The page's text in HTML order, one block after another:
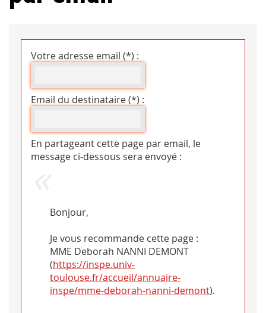
Votre adresse email (*) :
Email du destinataire (*) :
En partageant cette page par email, le
message ci-dessous sera envoyé :
Bonjour,
Je vous recommande cette page :
MME Deborah NANNI DEMONT
(https://inspe.univ-
toulouse.fr/accueil/annuaire-
inspe/mme-deborah-nanni-demont).